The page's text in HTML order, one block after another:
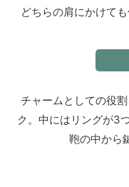
どちらの肩にかけて
チャームとしての役
ク。中にはリングが3
鞄の中から